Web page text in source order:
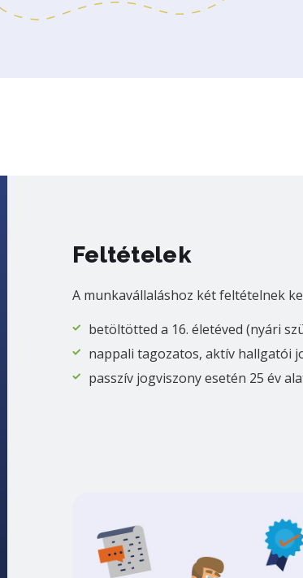
Feltételek
A munkavállaláshoz két feltételnek
betöltötted a 16. életéved (nyári
nappali tagozatos, aktív hallgatói
passzív jogviszony esetén 25 év